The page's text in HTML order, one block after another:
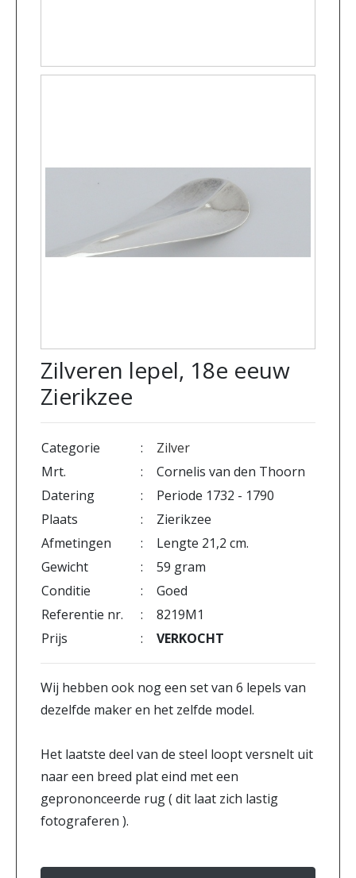
Zilveren lepel, 18e eeuw
Zierikzee
Categorie :
Zilver
Mrt.
:
Cornelis van den Thoorn
Datering
:
Periode 1732 - 1790
Plaats
:
Zierikzee
Afmetingen
:
Lengte 21,2 cm.
Gewicht
:
59 gram
Conditie
:
Goed
Referentie nr.
:
8219M1
Prijs
: VERKOCHT
Wij hebben ook nog een set van 6 lepels van
dezelfde maker en het zelfde model.
Het laatste deel van de steel loopt versnelt uit
naar een breed plat eind met een
geprononceerde rug ( dit laat zich lastig
fotograferen ).